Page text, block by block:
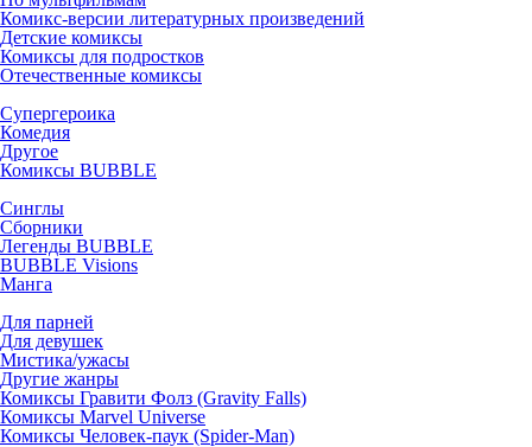
Комикс-версии литературных произведений
Детские комиксы
Комиксы для подростков
Отечественные комиксы
Супергероика
Комедия
Другое
Комиксы BUBBLE
Синглы
Сборники
Легенды BUBBLE
BUBBLE Visions
Манга
Для парней
Для девушек
Мистика/ужасы
Другие жанры
Комиксы Гравити Фолз (Gravity Falls)
Комиксы Marvel Universe
Комиксы Человек-паук (Spider-Man)